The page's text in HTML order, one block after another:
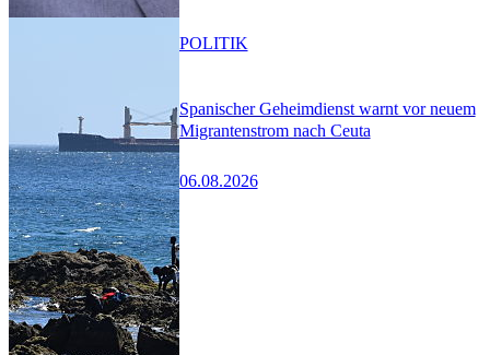
Spanischer Geheimdienst warnt vor neuem
Migrantenstrom nach Ceuta
06.08.2026
POLITIK